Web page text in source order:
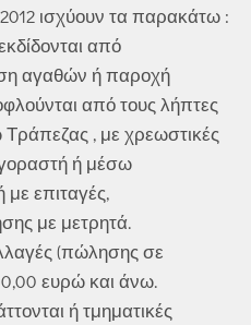
ισχύουν τα παρακάτω :
από
αγαθών ή παροχή
από τους λήπτες
, με χρεωστικές
ή μέσω
επιταγές,
με μετρητά.
(πώλησης σε
ευρώ και άνω.
ή τμηματικές